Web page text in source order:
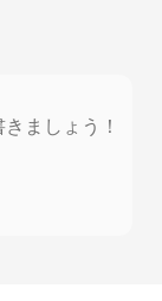
ましょう！